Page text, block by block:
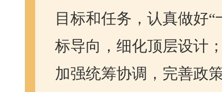
目标和任务，认真做好
标导向，细化顶层设计
加强统筹协调，完善政